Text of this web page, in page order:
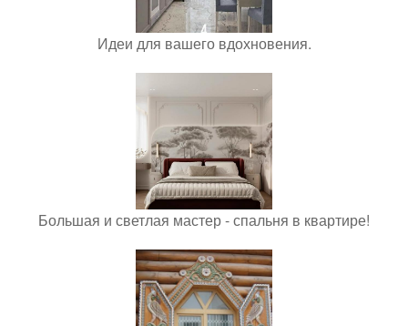
Идеи для вашего вдохновения.
Большая и светлая мастер - спальня в квартире!